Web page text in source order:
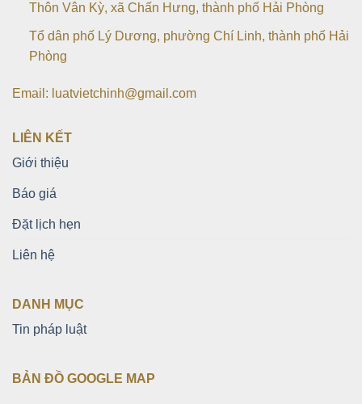
Thôn Vân Kỳ, xã Chấn Hưng, thành phố Hải Phòng
Tổ dân phố Lý Dương, phường Chí Linh, thành phố Hải
Phòng
Email: luatvietchinh@gmail.com
LIÊN KẾT
Giới thiệu
Báo giá
Đặt lịch hẹn
Liên hệ
DANH MỤC
Tin pháp luật
BẢN ĐỒ GOOGLE MAP